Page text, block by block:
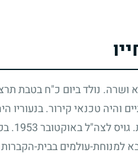
ושרה. נולד ביום כ"ח בטבת
והיה טכנאי קירור.
גויס לצה"ל באוקטובר1953
.
למנוחת-עולמים בבית-